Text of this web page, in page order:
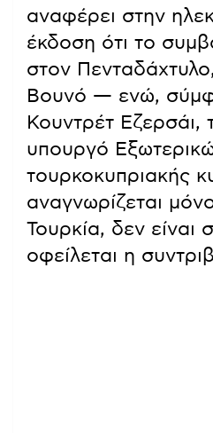
αναφέρει στην
έκδοση ότι το
στον
Βουνό — ενώ,
Κουντρέτ Εζερσάι,
υπουργό
τουρκοκυπριακής
αναγνωρίζεται
Τουρκία, δεν είναι
οφείλεται η